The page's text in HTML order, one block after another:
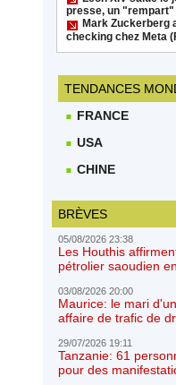
presse, un "rempart"
Mark Zuckerberg
checking chez Meta
TENDANCES
FRANCE
USA
CHINE
BRÈVES
05/08/2026 23:38
Les Houthis
pétrolier saoudien
03/08/2026 20:00
Maurice: le mari
affaire de trafic de
29/07/2026 19:11
Tanzanie: 61
pour des